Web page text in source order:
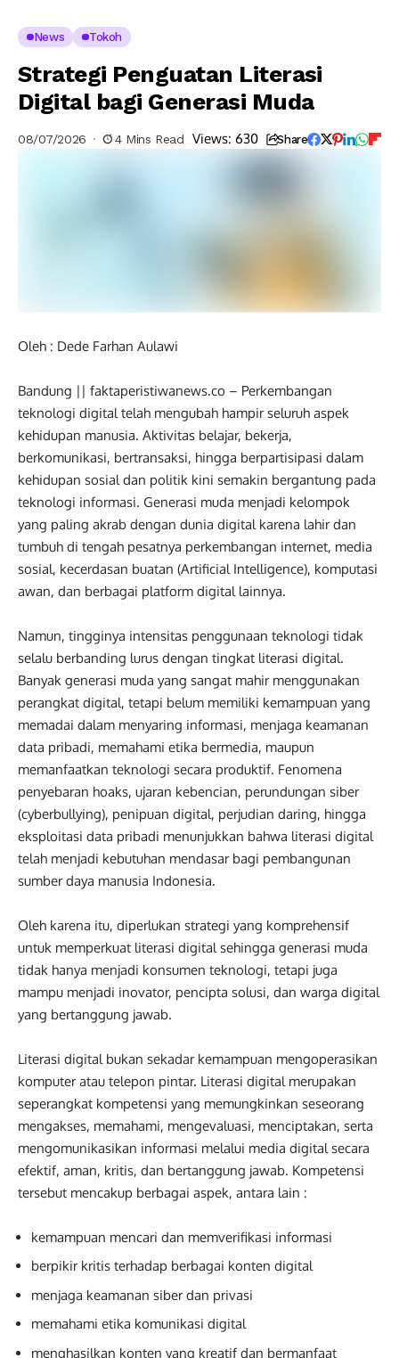
News Tokoh
Strategi Penguatan Literasi
Digital bagi Generasi Muda
08/07/2026 4 Mins Read Views: 630 Share
Oleh : Dede Farhan Aulawi
Bandung || faktaperistiwanews.co – Perkembangan
teknologi digital telah mengubah hampir seluruh aspek
kehidupan manusia. Aktivitas belajar, bekerja,
berkomunikasi, bertransaksi, hingga berpartisipasi dalam
kehidupan sosial dan politik kini semakin bergantung pada
teknologi informasi. Generasi muda menjadi kelompok
yang paling akrab dengan dunia digital karena lahir dan
tumbuh di tengah pesatnya perkembangan internet, media
sosial, kecerdasan buatan (Artificial Intelligence), komputasi
awan, dan berbagai platform digital lainnya.
Namun, tingginya intensitas penggunaan teknologi tidak
selalu berbanding lurus dengan tingkat literasi digital.
Banyak generasi muda yang sangat mahir menggunakan
perangkat digital, tetapi belum memiliki kemampuan yang
memadai dalam menyaring informasi, menjaga keamanan
data pribadi, memahami etika bermedia, maupun
memanfaatkan teknologi secara produktif. Fenomena
penyebaran hoaks, ujaran kebencian, perundungan siber
(cyberbullying), penipuan digital, perjudian daring, hingga
eksploitasi data pribadi menunjukkan bahwa literasi digital
telah menjadi kebutuhan mendasar bagi pembangunan
sumber daya manusia Indonesia.
Oleh karena itu, diperlukan strategi yang komprehensif
untuk memperkuat literasi digital sehingga generasi muda
tidak hanya menjadi konsumen teknologi, tetapi juga
mampu menjadi inovator, pencipta solusi, dan warga digital
yang bertanggung jawab.
Literasi digital bukan sekadar kemampuan mengoperasikan
komputer atau telepon pintar. Literasi digital merupakan
seperangkat kompetensi yang memungkinkan seseorang
mengakses, memahami, mengevaluasi, menciptakan, serta
mengomunikasikan informasi melalui media digital secara
efektif, aman, kritis, dan bertanggung jawab. Kompetensi
tersebut mencakup berbagai aspek, antara lain :
kemampuan mencari dan memverifikasi informasi
berpikir kritis terhadap berbagai konten digital
menjaga keamanan siber dan privasi
memahami etika komunikasi digital
menghasilkan konten yang kreatif dan bermanfaat